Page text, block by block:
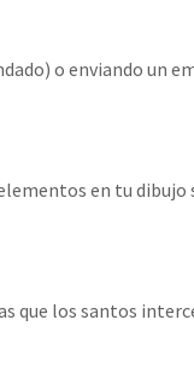
o enviando un
en tu
que los santos